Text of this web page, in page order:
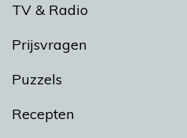
TV & Radio
Prijsvragen
Puzzels
Recepten